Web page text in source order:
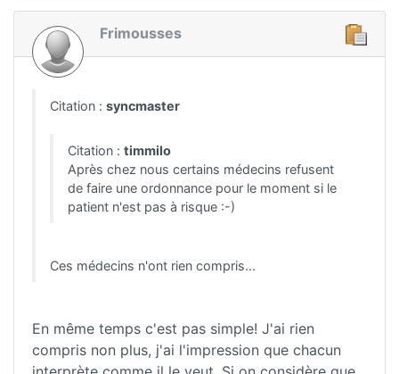
Frimousses
Citation : syncmaster
Citation : timmilo
Après chez nous certains médecins refusent
de faire une ordonnance pour le moment si le
patient n'est pas à risque :-)
Ces médecins n'ont rien compris...
En même temps c'est pas simple! J'ai rien
compris non plus, j'ai l'impression que chacun